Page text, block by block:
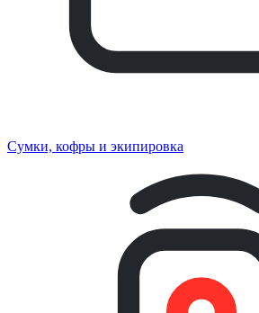
Сумки, кофры и экипировка